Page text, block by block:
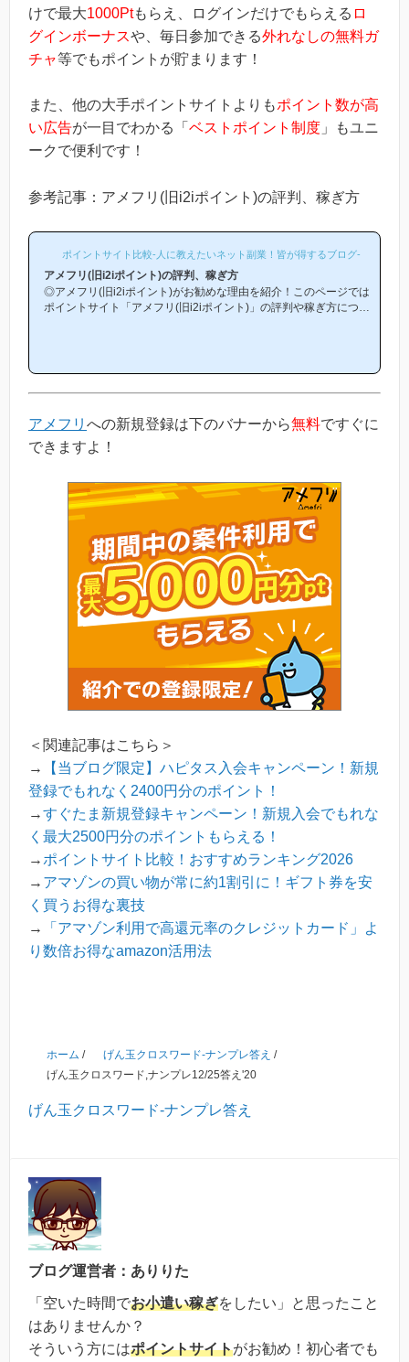
けで最大1000Ptもらえ、ログインだけでもらえる ロ
グインボーナスや、毎日参加できる外れなしの無料ガ
チャ等でもポイントが貯まります！
また、他の大手ポイントサイトよりもポイント数が高
い広告が一目でわかる「 ベストポイント制度 」もユニ
ークで便利です！
参考記事：アメフリ(旧i2iポイント)の評判、稼ぎ方
ポイントサイト比較-人に教えたいネット副業！皆が得するブログ-
アメフリ(旧i2iポイント)の評判、稼ぎ方
◎アメフリ(旧i2iポイント)がお勧めな理由を紹介！このページでは
ポイントサイト「アメフリ(旧i2iポイント)」の評判や稼ぎ方につい
新規登録された方...
アメフリ への新規登録は下のバナーから無料ですぐに
できますよ！
＜関連記事はこちら＞
→
【当ブログ限定】ハピタス入会キャンペーン！新規
登録でもれなく2400円分のポイント！
→すぐたま新規登録キャンペーン！新規入会でもれな
く最大2500円分のポイントもらえる！
→ ポイントサイト比較！おすすめランキング2026
→ アマゾンの買い物が常に約1割引に！ギフト券を安
く買うお得な裏技
→
「アマゾン利用で高還元率のクレジットカード」よ
り数倍お得なamazon活用法
ホーム / げん玉クロスワード-ナンプレ答え /
げん玉クロスワード,ナンプレ12/25答え'20
げん玉クロスワード-ナンプレ答え
ブログ運営者：ありりた
「空いた時間でお小遣い稼ぎをしたい」と思ったこと
はありませんか？
そういう方にはポイントサイトがお勧め！初心者でも